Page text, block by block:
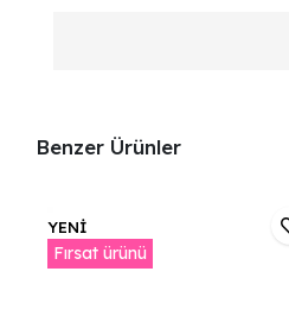
Benzer Ürünler
YENİ
Fırsat ürünü